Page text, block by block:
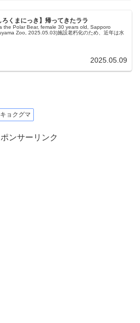
ろくまにっき】帰ってきたララ
the Polar Bear, female 30 years old, Sapporo
Zoo, 2025.05.03)施設老朽化のため、近年は水
2025.05.09
ョクグマ
ンサーリンク